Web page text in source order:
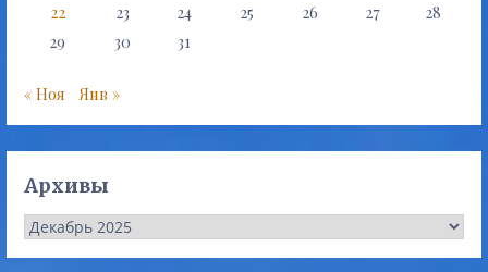
22
23 24 25 26 27
28
29
30 31
« Ноя Янв »
Архивы
Архивы